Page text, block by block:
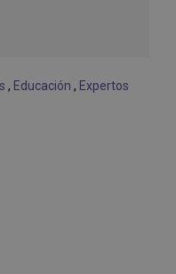
, Educación , Expertos